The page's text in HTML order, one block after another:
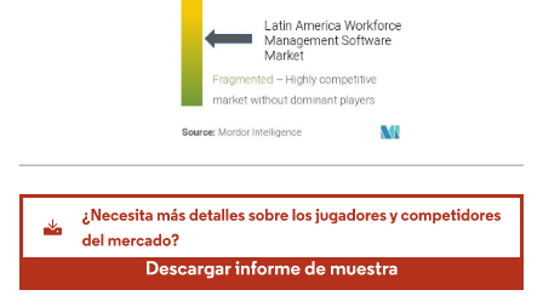
Imagen © Mordor Intelligence. El uso requiere atribución según CC BY 4.0.